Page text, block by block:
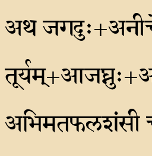
अथ
अभिमतफलशंसी